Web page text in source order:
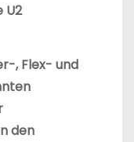
U2
, Flex- und
den